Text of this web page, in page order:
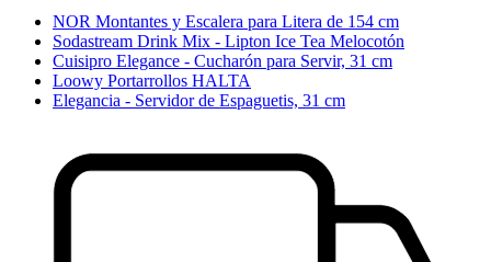
NOR Montantes y Escalera para Litera de 154 cm
Sodastream Drink Mix - Lipton Ice Tea Melocotón
Cuisipro Elegance - Cucharón para Servir, 31 cm
Loowy Portarrollos HALTA
Elegancia - Servidor de Espaguetis, 31 cm